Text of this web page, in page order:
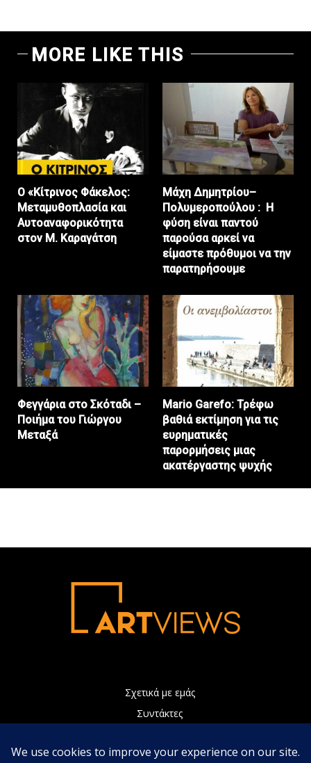
MORE LIKE THIS
Ο «Κίτρινος Φάκελος:
Μεταμυθοπλασία και
Αυτοαναφορικότητα
στον Μ. Καραγάτση
Μάχη Δημητρίου–
Πολυμεροπούλου : Η
φύση είναι παντού
παρούσα αρκεί να
είμαστε πρόθυμοι να την
παρατηρήσουμε
Φεγγάρια στο Σκόταδι –
Ποιήμα του Γιώργου
Μεταξά
Mario Garefo: Τρέφω
βαθιά εκτίμηση για τις
ευρηματικές
παρορμήσεις μιας
ακατέργαστης ψυχής
Σχετικά με εμάς
Συντάκτες
Πολιτική Απορρήτου